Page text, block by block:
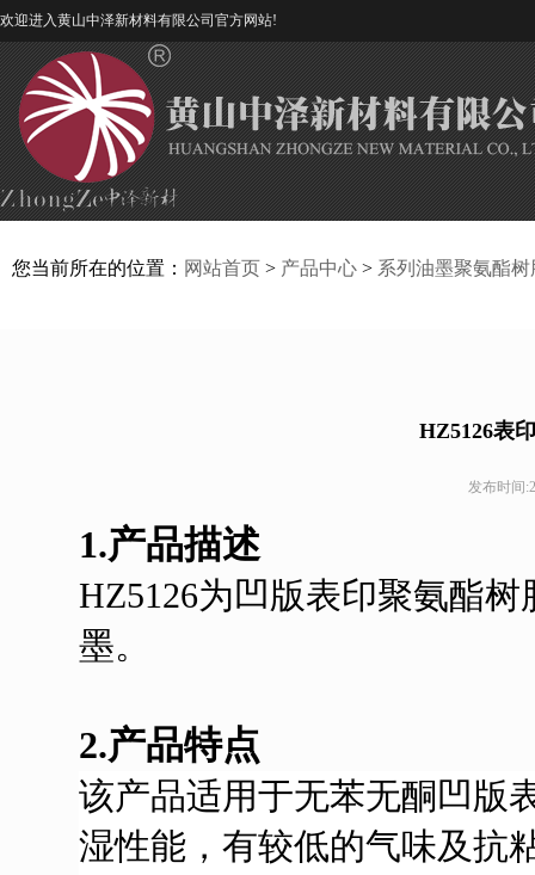
欢迎进入黄山中泽新材料有限公司官方网站!
您当前所在的位置： 网站首页 > 产品中心 > 系列油墨聚氨酯
HZ5126表
发布时间
1.产品描述
HZ5126为凹版表印聚氨酯树
墨。
2.产品特点
该产品适用于无苯无酮凹版
湿性能，有较低的气味及抗